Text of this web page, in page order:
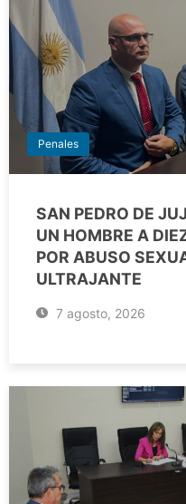
Penales
SAN PEDRO DE
UN HOMBRE A
POR ABUSO
ULTRAJANTE
7 agosto, 2026